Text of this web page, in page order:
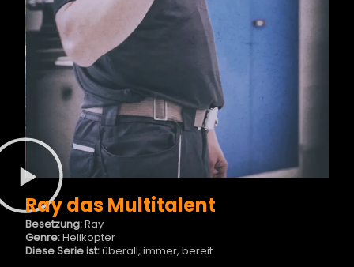
Ray das Multitalent
Besetzung:Ray
Genre:Helikopter
Diese Serie ist:überall, immer, bereit